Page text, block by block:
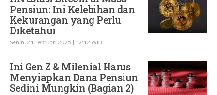
Pensiun: Ini Kelebihan dan
Kekurangan yang Perlu
Diketahui
Senin, 24 Februari 2025 | 12:12 WIB
Ini Gen Z & Milenial Harus
Menyiapkan Dana Pensiun
Sedini Mungkin (Bagian 2)